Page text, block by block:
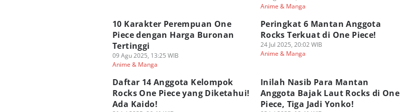
Anime & Manga
10 Karakter Perempuan One
Piece dengan Harga Buronan
Tertinggi
09 Agu 2025, 13:25 WIB
Anime & Manga
Peringkat 6 Mantan Anggota
Rocks Terkuat di One Piece!
24 Jul 2025, 20:02 WIB
Anime & Manga
Daftar 14 Anggota Kelompok
Rocks One Piece yang Diketahui!
Ada Kaido!
Inilah Nasib Para Mantan
Anggota Bajak Laut Rocks di One
Piece, Tiga Jadi Yonko!